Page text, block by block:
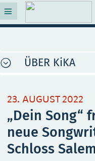
ÜBER KiKA
23. AUGUST 2022
„Dein Song“
neue
Schloss